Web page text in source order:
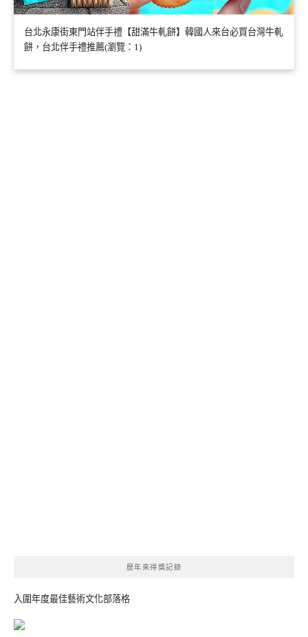
台北永康街東門站伴手禮【甜滿牛軋餅】韓國人來台必買台灣牛軋
餅，台北伴手禮推薦(瀏覽：1)
歷年來得獎記錄
入圍年度最佳藝術文化部落格